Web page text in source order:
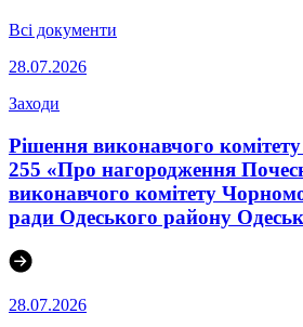
Всі документи
28.07.2026
Заходи
Рішення виконавчого
255 «Про нагородження
виконавчого комітету
ради Одеського району
28.07.2026